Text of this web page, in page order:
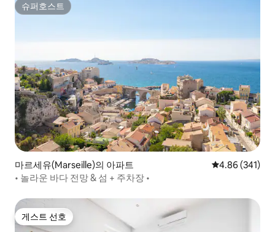
슈퍼호스트
슈퍼호스트
마르세유(Marseille)의 아파트 평점 4.86점(5
4.86 (341)
• 놀라운 바다 전망 & 섬 + 주차장 •
게스트 선호
게스트 선호